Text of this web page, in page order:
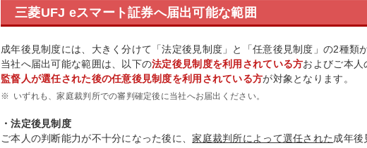
三菱UFJ eスマート証券へ届出可能な範囲
成年後見制度には、大きく分けて「法定後見制度」と「任意後見制度」の2種類
当社へ届出可能な範囲は、以下の法定後見制度を利用されている方およびご本人
監督人が選任された後の任意後見制度を利用されている方が対象となります。
※ いずれも、家庭裁判所での審判確定後に当社へお届出ください。
・法定後見制度
ご本人の判断能力が不十分になった後に、家庭裁判所によって選任された成年後